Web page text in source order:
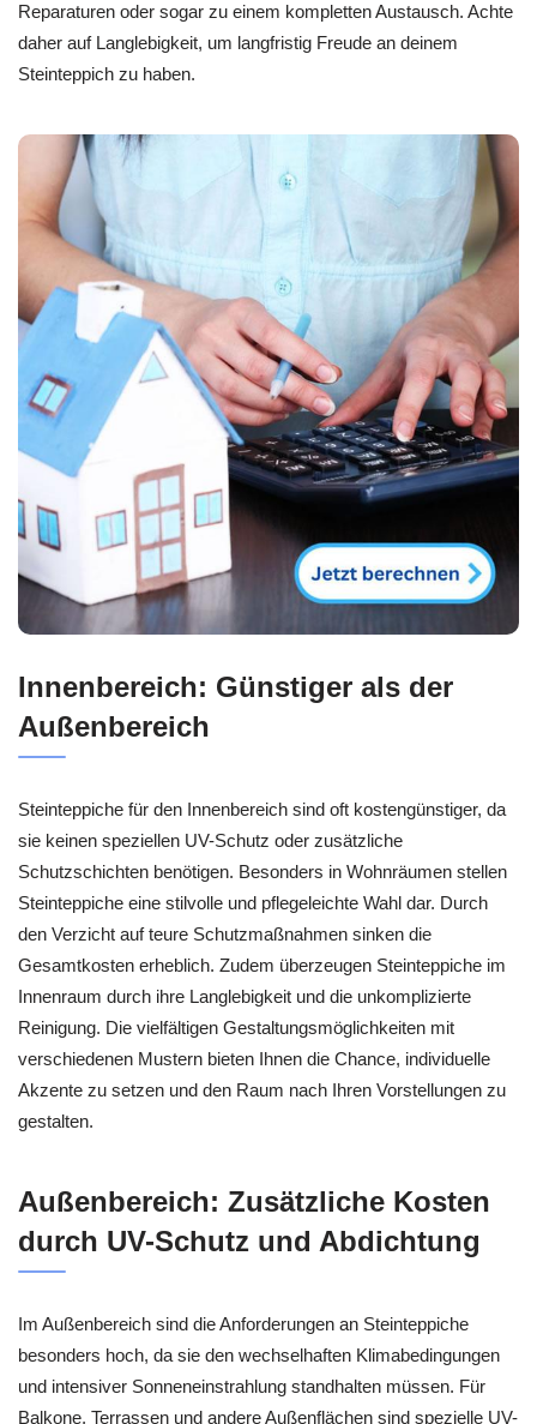
Reparaturen oder sogar zu einem kompletten Austausch. Achte
daher auf Langlebigkeit, um langfristig Freude an deinem
Steinteppich zu haben.
Innenbereich: Günstiger als der
Außenbereich
Steinteppiche für den Innenbereich sind oft kostengünstiger, da
sie keinen speziellen UV-Schutz oder zusätzliche
Schutzschichten benötigen. Besonders in Wohnräumen stellen
Steinteppiche eine stilvolle und pflegeleichte Wahl dar. Durch
den Verzicht auf teure Schutzmaßnahmen sinken die
Gesamtkosten erheblich. Zudem überzeugen Steinteppiche im
Innenraum durch ihre Langlebigkeit und die unkomplizierte
Reinigung. Die vielfältigen Gestaltungsmöglichkeiten mit
verschiedenen Mustern bieten Ihnen die Chance, individuelle
Akzente zu setzen und den Raum nach Ihren Vorstellungen zu
gestalten.
Außenbereich: Zusätzliche Kosten
durch UV-Schutz und Abdichtung
Im Außenbereich sind die Anforderungen an Steinteppiche
besonders hoch, da sie den wechselhaften Klimabedingungen
und intensiver Sonneneinstrahlung standhalten müssen. Für
Balkone, Terrassen und andere Außenflächen sind spezielle UV-